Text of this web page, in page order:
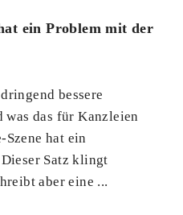
ein Problem mit der
bessere
was das für Kanzleien
Szene hat ein
Satz klingt
aber eine ...